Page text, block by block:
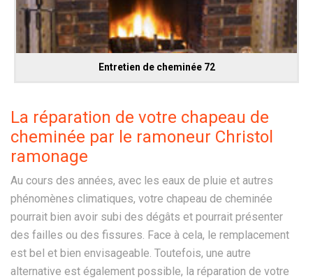
Entretien de cheminée 72
La réparation de votre chapeau de
cheminée par le ramoneur Christol
ramonage
Au cours des années, avec les eaux de pluie et autres
phénomènes climatiques, votre chapeau de cheminée
pourrait bien avoir subi des dégâts et pourrait présenter
des failles ou des fissures. Face à cela, le remplacement
est bel et bien envisageable. Toutefois, une autre
alternative est également possible, la réparation de votre